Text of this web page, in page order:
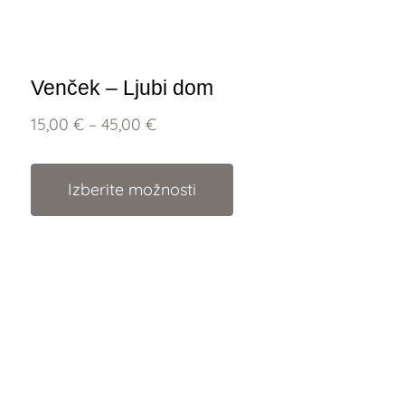
Venček – Ljubi dom
15,00 € – 45,00 €
Izberite možnosti